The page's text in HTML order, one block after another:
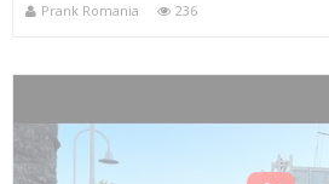
Prank Romania 236